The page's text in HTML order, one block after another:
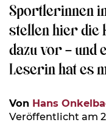
Sportlerinnen
stellen hier die
dazu vor – und
Leserin hat es
Von Hans
Veröffentlicht am